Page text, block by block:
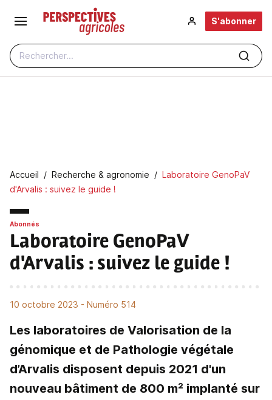
Aller au contenu principal
Rechercher...
S'abonner
Fil d'Ariane
Accueil Recherche & agronomie
Laboratoire GenoPaV
d'Arvalis : suivez le guide !
Abonnés
Laboratoire GenoPaV
d'Arvalis : suivez le guide !
10 octobre 2023 - Numéro 514
Les laboratoires de Valorisation de la
génomique et de Pathologie végétale
d’Arvalis disposent depuis 2021 d'un
nouveau bâtiment de 800 m² implanté sur